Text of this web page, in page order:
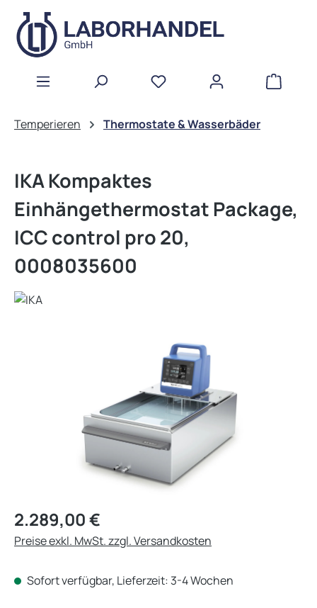
Zum Hauptinhalt springen
Temperieren Thermostate & Wasserbäder
IKA Kompaktes
Einhängethermostat Package,
ICC control pro 20,
0008035600
Regulärer Preis:
2.289,00 €
Preise exkl. MwSt. zzgl. Versandkosten
Sofort verfügbar, Lieferzeit: 3-4 Wochen